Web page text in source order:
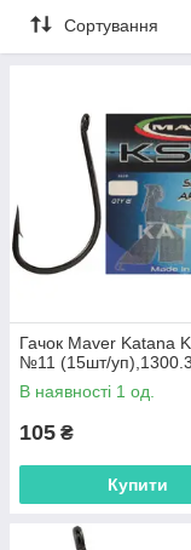
Сортування
Гачок Maver Katana
№11 (15шт/
В наявності 1 од.
105 ₴
Купити